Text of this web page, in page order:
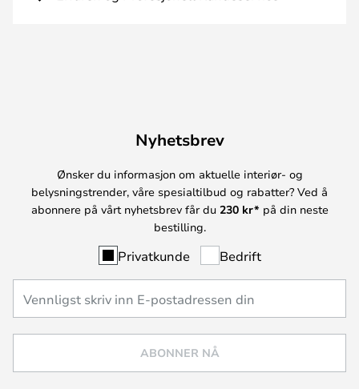
Nyhetsbrev
Ønsker du informasjon om aktuelle interiør- og
belysningstrender, våre spesialtilbud og rabatter? Ved å
abonnere på vårt nyhetsbrev får du 230 kr* på din neste
bestilling.
Privatkunde Bedrift
ABONNER NÅ